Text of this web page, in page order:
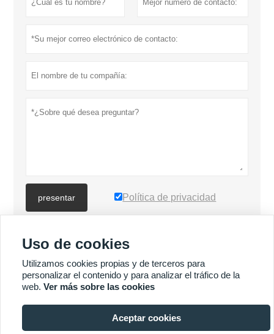
presentar Política de privacidad
MÁS PRODUCTOS
MÁS SERVICIOS
Uso de cookies
Utilizamos cookies propias y de terceros para
personalizar el contenido y para analizar el tráfico de la
web. Ver más sobre las cookies
Aceptar cookies